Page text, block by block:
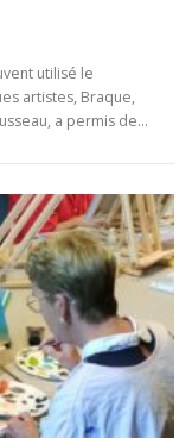
utilisé le
artistes, Braque,
a permis de…